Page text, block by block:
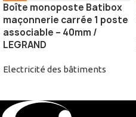
Boîte monoposte Batibox
maçonnerie carrée 1 poste
associable – 40mm /
LEGRAND
Electricité des bâtiments